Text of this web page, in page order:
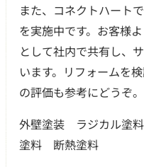
また、コネクトハート
を実施中です。お客様
として社内で共有し、
います。リフォームを
の評価も参考にどうぞ。
外壁塗装 ラジカル塗
塗料 断熱塗料